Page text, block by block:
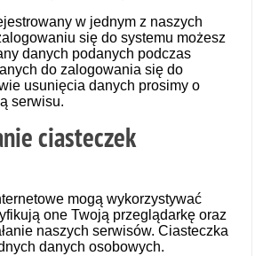
w jednym z naszych
się do systemu możesz
danych podanych podczas
do zalogowania się do
usunięcia danych prosimy o
serwisu.
ciasteczek
mogą wykorzystywać
one Twoją przeglądarkę oraz
naszych serwisów. Ciasteczka
danych osobowych.